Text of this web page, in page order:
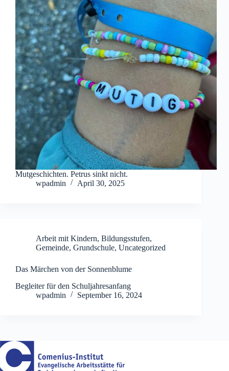
Mutgeschichten. Petrus sinkt nicht.
wpadmin
April 30, 2025
Arbeit mit Kindern, Bildungsstufen,
Gemeinde, Grundschule, Uncategorized
Das Märchen von der Sonnenblume
Begleiter für den Schuljahresanfang
wpadmin
September 16, 2024